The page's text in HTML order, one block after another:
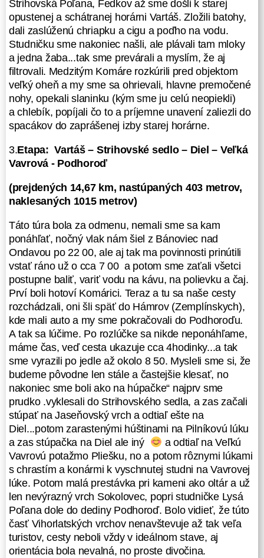
kameň – Nežabec - Vartáš
(prejdených 27,49 km,
nastúpaných 1560 metrov,
naklesaných 1332 metrov)
Noc bola kľudná, len nad ránom
okolo 04 00 niečo šramotilo. Aj
spánok bol podľa hodiniek výživný.
Ráno sme začali baliť o 6 30, uvarili
oné a oné...okolo 7 30 nás už
zdravili prví turisti, mladí junáci,
Poslal som kolegovi sms okolo 8 00,
a mali by sme tam byť cca niečo po
12 00..on už makal s otcom
z opačnej strany, zo Zemplínskych
Hámrov. Majú náskok cca
1,5hodiny.
Táto túra bola nosná, v zmysle, že
prechádza cez najvyššie vrcholy
a hlavný hrebeň celého pohoria.
Najkrajšími kopečkami
s nádhernými výhľadmi.
Nakoniec sme vyrazili až 8 20.
Zahriali sme sa a pofuneli po
raňajkách stúpaním na pekný
kopček so skalnatým vrškom, Kyjov
821 m n. m., prechádzajúc
zaujímavou lokalitou Kyjovský
prales, ktorý je Národnou prírodnou
rezerváciou chrániacou aj 250-ročné
buky a iné listnaté stromy. Klesajúc
z Kyjova sme sa ocitli pri hrobe
partizána Ihnata Bielorusova (ako
pamiatka na veliteľa partizánskej
skupiny pôsobiacej v tejto oblasti
Strihovská Poľana, Fedkov až sme došli k starej
opustenej a schátranej horárni Vartáš. Zložili batohy,
dali zaslúženú chriapku a cigu a poďho na vodu.
Studničku sme nakoniec našli, ale plávali tam mloky
a jedna žaba...tak sme prevárali a myslím, že aj
filtrovali. Medzitým Komáre rozkúrili pred objektom
veľký oheň a my sme sa ohrievali, hlavne premočené
nohy, opekali slaninku (kým sme ju celú neopiekli)
a chlebík, popíjali čo to a príjemne unavení zaliezli do
spacákov do zaprášenej izby starej horárne.
3.Etapa: Vartáš – Strihovské sedlo – Diel – Veľká
Vavrová - Podhoroď
(prejdených 14,67 km, nastúpaných 403 metrov,
naklesaných 1015 metrov)
Táto túra bola za odmenu, nemali sme sa kam
ponáhľať, nočný vlak nám šiel z Bánoviec nad
Ondavou po 22 00, ale aj tak ma povinnosti prinútili
vstať ráno už o cca 7 00 a potom sme zaťali všetci
postupne baliť, variť vodu na kávu, na polievku a čaj.
Prví boli hotoví Komárici. Teraz a tu sa naše cesty
rozchádzali, oni šli späť do Hámrov (Zemplínskych),
kde mali auto a my sme pokračovali do Podhoroďu.
A tak sa lúčime. Po rozlúčke sa nikde neponáhľame,
máme čas, veď cesta ukazuje cca 4hodinky...a tak
sme vyrazili po jedle až okolo 8 50. Mysleli sme si, že
budeme pôvodne len stále a častejšie klesať, no
nakoniec sme boli ako na húpačke“ najprv sme
prudko .vyklesali do Strihovského sedla, a zas začali
stúpať na Jaseňovský vrch a odtiaľ ešte na
Diel...potom zarastenými húštinami na Pilníkovú lúku
a zas stúpačka na Diel ale iný
a odtiaľ na Veľkú
Vavrovú potažmo Pliešku, no a potom rôznymi lúkami
s chrastím a konármi k vyschnutej studni na Vavrovej
lúke. Potom malá prestávka pri kameni ako oltár a už
len nevýrazný vrch Sokolovec, popri studničke Lysá
Poľana dole do dediny Podhoroď. Bolo vidieť, že túto
časť Vihorlatských vrchov nenavštevuje až tak veľa
turistov, cesty neboli vždy v ideálnom stave, aj
orientácia bola nevalná, no proste divočina.